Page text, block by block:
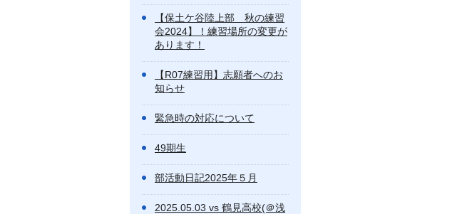
【保土ケ谷陸上部 秋の練習
会2024】！練習場所の変更が
あります！
【R07練習用】志願者へのお
知らせ
緊急時の対応について
49期生
部活動日記2025年５月
2025.05.03 vs 鶴見高校(＠浅